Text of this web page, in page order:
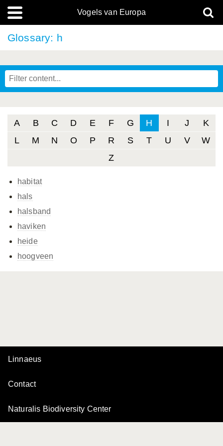
Vogels van Europa
Glossary: h
A B C D E F G H I J
K
L
M N O P R S T U V
W
Z
habitat
hals
halsband
haviken
heide
hoogveen
Linnaeus
Contact
Naturalis Biodiversity Center